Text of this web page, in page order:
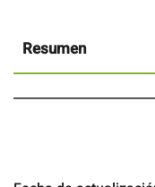
Resumen